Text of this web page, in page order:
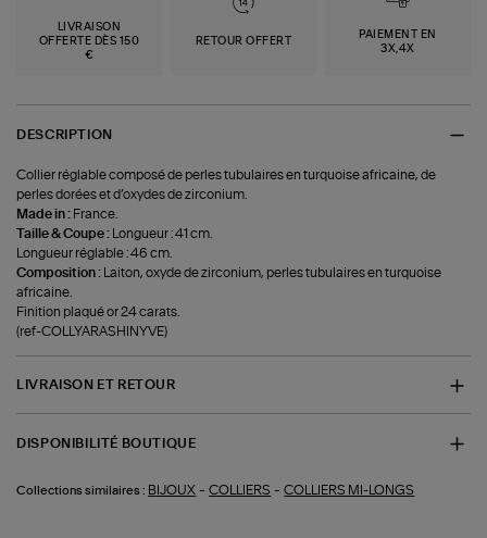
LIVRAISON
OFFERTE DÈS 150
€
RETOUR OFFERT
PAIEMENT EN
3X,4X
DESCRIPTION
Collier réglable composé de perles tubulaires en turquoise africaine, de
perles dorées et d’oxydes de zirconium.
Made in : France.
Taille & Coupe :
Longueur : 41 cm.
Longueur réglable : 46 cm.
Composition :
Laiton, oxyde de zirconium, perles tubulaires en turquoise
africaine.
Finition plaqué or 24 carats.
(ref-COLLYARASHINYVE)
LIVRAISON ET RETOUR
DISPONIBILITÉ BOUTIQUE
Collections similaires : BIJOUX -COLLIERS -COLLIERS MI-LONGS